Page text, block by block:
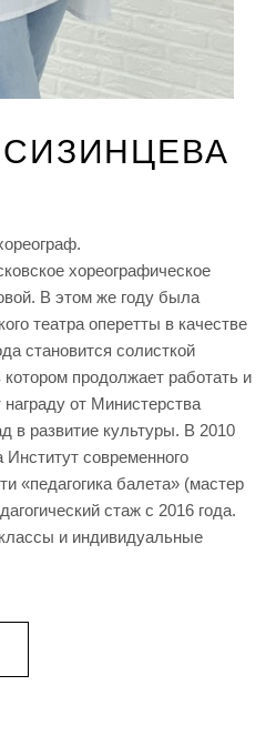
хореографическое
В этом же году была
театра оперетты в качестве
становится солисткой
продолжает работать и
от Министерства
в развитие культуры. В 2010
Институт современного
«педагогика балета» (мастер
стаж с 2016 года.
и индивидуальные